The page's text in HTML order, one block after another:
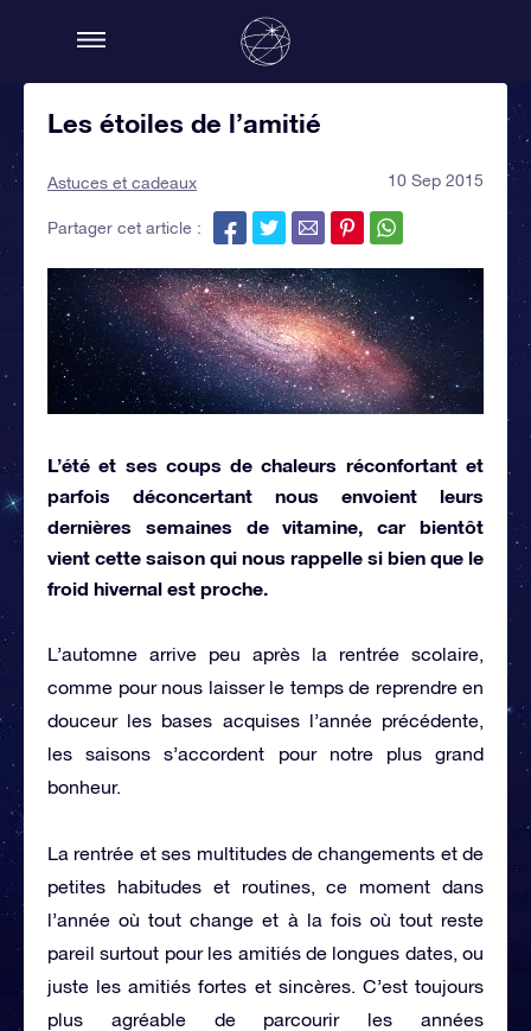
Les étoiles de l’amitié
Astuces et cadeaux 10 Sep 2015
Partager cet article :
L’été et ses coups de chaleurs réconfortant et
parfois déconcertant nous envoient leurs
dernières semaines de vitamine, car bientôt
vient cette saison qui nous rappelle si bien que le
froid hivernal est proche.
L’automne arrive peu après la rentrée scolaire,
comme pour nous laisser le temps de reprendre en
douceur les bases acquises l’année précédente,
les saisons s’accordent pour notre plus grand
bonheur.
La rentrée et ses multitudes de changements et de
petites habitudes et routines, ce moment dans
l’année où tout change et à la fois où tout reste
pareil surtout pour les amitiés de longues dates, ou
juste les amitiés fortes et sincères. C’est toujours
plus agréable de parcourir les années